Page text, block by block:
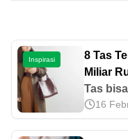
Inspirasi
8 Tas
Miliar
Tas
patut
16